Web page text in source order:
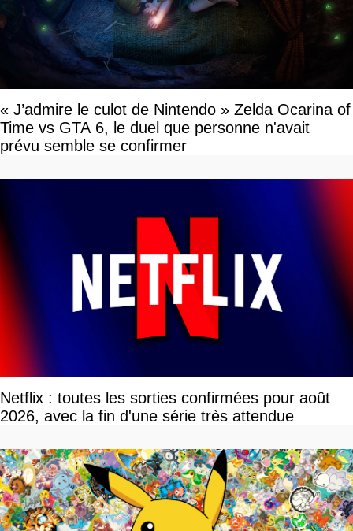
« J’admire le culot de Nintendo » Zelda Ocarina of
Time vs GTA 6, le duel que personne n'avait
prévu semble se confirmer
Netflix : toutes les sorties confirmées pour août
2026, avec la fin d'une série très attendue